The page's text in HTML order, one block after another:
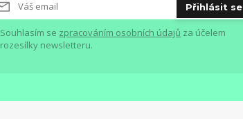
Přihlásit se
Souhlasím se zpracováním osobních údajů za účelem
rozesílky newsletteru.